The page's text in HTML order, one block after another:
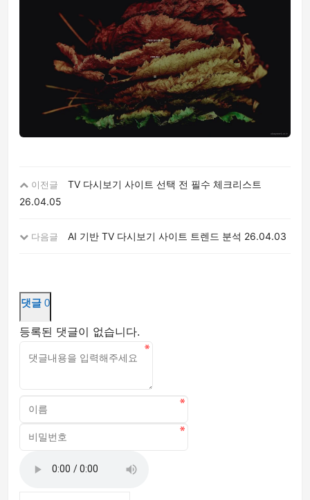
이전글
TV 다시보기 사이트 선택 전 필수 체크리스트
26.04.05
다음글 AI 기반 TV 다시보기 사이트 트렌드 분석 26.04.03
댓글 0
등록된 댓글이 없습니다.